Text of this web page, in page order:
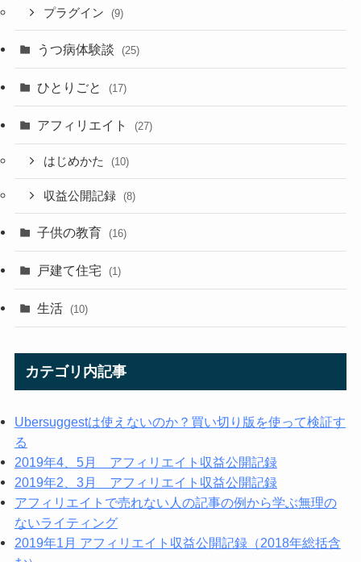
プラグイン (9)
うつ病体験談 (25)
ひとりごと (17)
アフィリエイト (27)
はじめかた (10)
収益公開記録 (8)
子供の教育 (16)
戸建て住宅 (1)
生活 (10)
カテゴリ内記事
Ubersuggestは使えないのか？買い切り版を使って検証す
る
2019年4、5月 アフィリエイト収益公開記録
2019年2、3月 アフィリエイト収益公開記録
アフィリエイトで売れない人の記事の例から学ぶ無理の
ないライティング
2019年1月 アフィリエイト収益公開記録（2018年総括含